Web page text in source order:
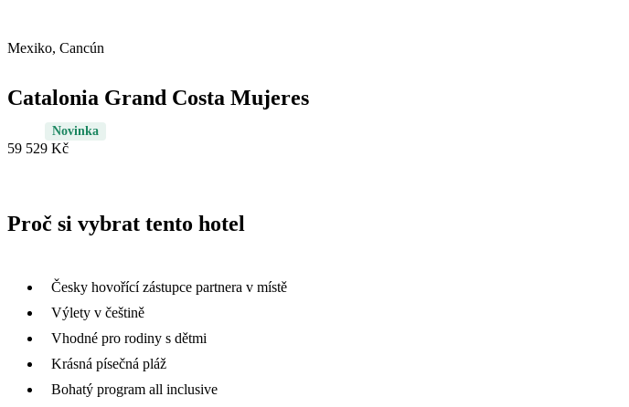
Mexiko, Cancún
Catalonia Grand Costa Mujeres
Novinka
59 529 Kč
Proč si vybrat tento hotel
Česky hovořící zástupce partnera v místě
Výlety v češtině
Vhodné pro rodiny s dětmi
Krásná písečná pláž
Bohatý program all inclusive